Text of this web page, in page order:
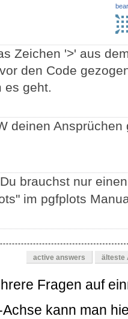
Zeichen '>' aus
den Code
es geht.
deinen
brauchst nur
im pgfplots
active answers älteste
Fragen auf
kann man